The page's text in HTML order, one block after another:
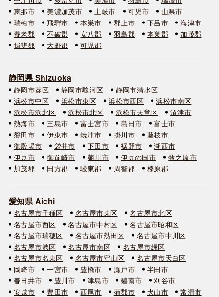
恵那市
美濃加茂市 土岐市 可児市
山県市
瑞穂市
飛騨市 本巣市 郡上市 下呂市
海津市
養老郡
不破郡 安八郡 羽島郡 本巣郡
加茂郡
揖斐郡
大野郡 可児郡
静岡県 Shizuoka
静岡市葵区 静岡市駿河区
静岡市清水区
浜松市中区
浜松市東区 浜松市西区
浜松市南区
浜松市浜北区
浜松市北区 浜松市天竜区
沼津市
熱海市
三島市 富士宮市 島田市
富士市
磐田市
伊東市 焼津市 掛川市
藤枝市
御殿場市
袋井市 下田市 裾野市
湖西市
伊豆市
御前崎市 菊川市 伊豆の国市
牧之原市
加茂郡
田方郡 駿東郡 周智郡 榛原郡
愛知県 Aichi
名古屋市千種区 名古屋市東区
名古屋市北区
名古屋市西区
名古屋市中村区
名古屋市昭和区
名古屋市瑞穂区
名古屋市熱田区
名古屋市中川区
名古屋市港区
名古屋市南区
名古屋市緑区
名古屋市名東区
名古屋市守山区
名古屋市天白区
岡崎市
一宮市 豊橋市 瀬戸市
半田市
春日井市
豊川市 津島市 碧南市
刈谷市
安城市
豊田市 西尾市 蒲郡市 犬山市
常滑市